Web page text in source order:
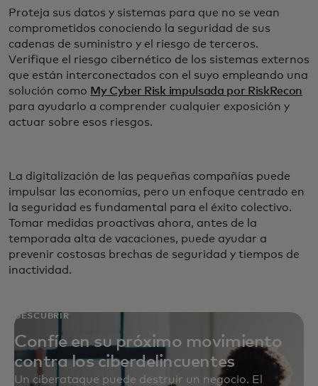
Proteja sus datos y sistemas para que no se vean
comprometidos conociendo la seguridad de sus
cadenas de suministro y el riesgo de terceros.
Verifique el riesgo cibernético de los sistemas externos
que están interconectados con el suyo empleando una
solución como My Cyber Risk impulsada por RiskRecon
para ayudarlo a comprender cualquier exposición y
actuar sobre esos riesgos.
La digitalización de las pequeñas compañías puede
impulsar las economías, pero un enfoque centrado en
la seguridad es fundamental para el éxito colectivo.
Tomar medidas proactivas ahora, antes de la
temporada alta de vacaciones, puede ayudar a
prevenir costosas brechas de seguridad y tiempos de
inactividad.
DESCUBRIR
Confíe en su próximo movimiento
contra los ciberdelincuentes
Un ciberataque puede destruir un negocio. El